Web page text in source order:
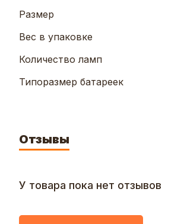
Размер
Вес в упаковке
Количество ламп
Типоразмер батареек
Отзывы
У товара пока нет отзывов